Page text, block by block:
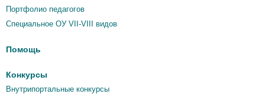
Портфолио педагогов
Специальное ОУ VII-VIII видов
Помощь
Конкурсы
Внутрипортальные конкурсы